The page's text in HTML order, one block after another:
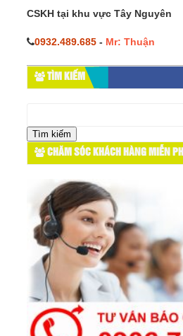
CSKH tại khu vực Tây Nguyên
0932.489.685 - Mr: Thuận
TÌM KIẾM
cho:
CHĂM SÓC KHÁCH HÀNG MIỄN PHÍ